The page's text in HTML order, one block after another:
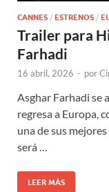
CANNES / ESTRENOS /
Trailer para
Farhadi
16 abril, 2026 - por
Asghar Farhadi se
regresa a Europa,
una de sus
será …
LEER MÁS